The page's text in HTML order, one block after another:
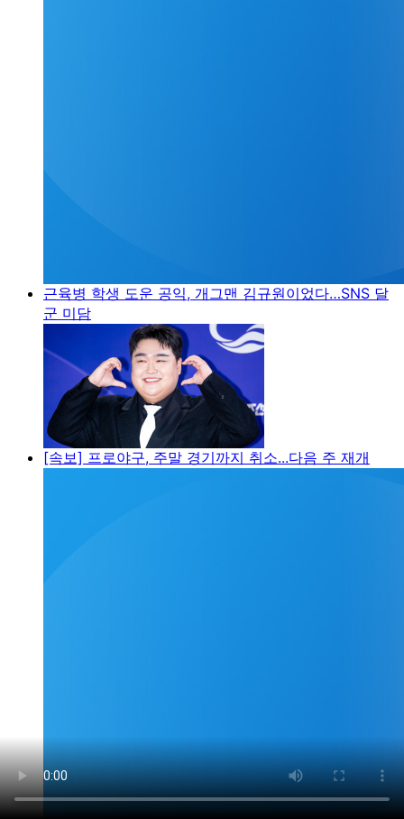
근육병 학생 도운 공익, 개그맨 김규원이었다…SNS 달
군 미담
[속보] 프로야구, 주말 경기까지 취소...다음 주 재개